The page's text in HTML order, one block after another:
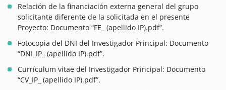
Relación de la financiación externa general del grupo
solicitante diferente de la solicitada en el presente
Proyecto: Documento “FE_ (apellido IP).pdf”.
Fotocopia del DNI del Investigador Principal: Documento
“DNI_IP_ (apellido IP).pdf”.
Currículum vitae del Investigador Principal: Documento
“CV_IP_ (apellido IP).pdf”.